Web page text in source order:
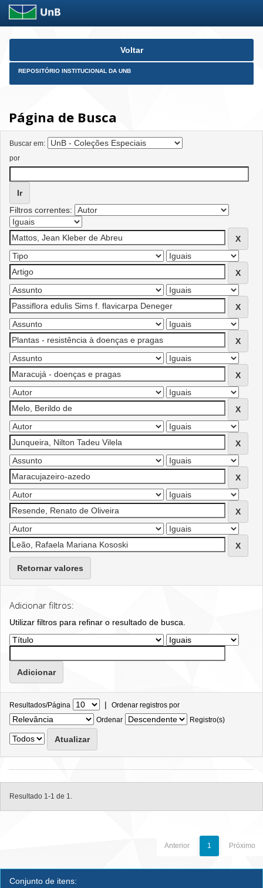
Skip
Voltar
REPOSITÓRIO INSTITUCIONAL DA UNB
Página de Busca
Buscar em:
por
Filtros correntes:
Retornar valores
Adicionar filtros:
Utilizar filtros para refinar o resultado de busca.
Resultados/Página | Ordenar registros por
Ordenar
Registro(s)
Resultado 1-1 de 1.
Anterior 1 Próximo
Conjunto de itens: